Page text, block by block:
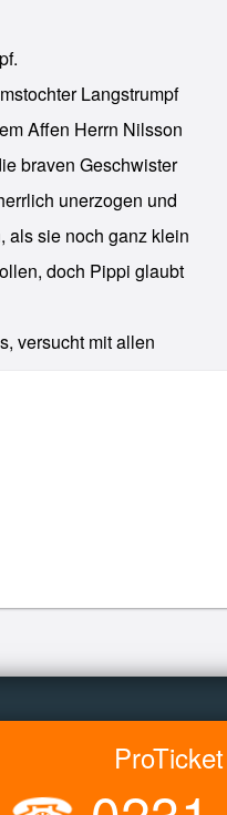
Langstrumpf
Affen Herrn Nilsson
braven Geschwister
unerzogen und
als sie noch ganz klein
doch Pippi glaubt
versucht mit allen